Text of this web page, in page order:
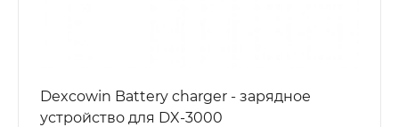
Dexcowin Battery charger - зарядное
устройство для DX-3000